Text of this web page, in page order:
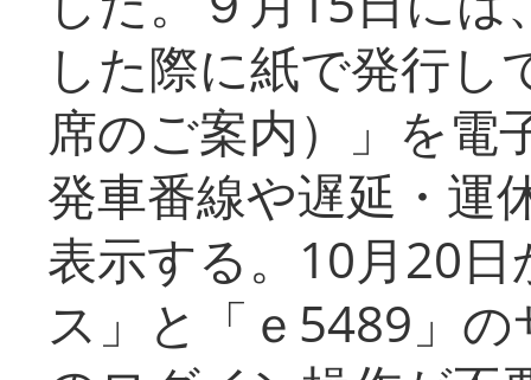
した際に紙で発行し
席のご案内）」を電
発車番線や遅延・運
表示する。10月20
ス」と「ｅ5489」